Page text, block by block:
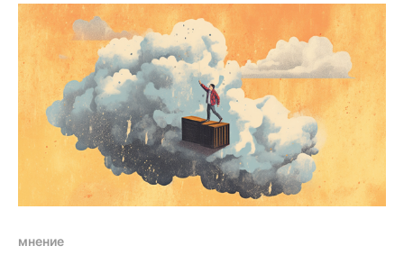
кластера машин. Это конкурент кубернетиса,
который над кубернетисом смеялся, а потом
кубернетис
мнение